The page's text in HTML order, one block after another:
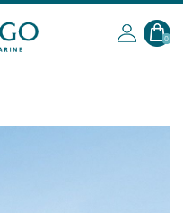
EN
0